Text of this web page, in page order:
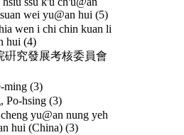
wei yu@an hui (5)
wen i chi chin kuan li
hui (4)
硏究發展考核委員會
ming (3)
Po-hsing (3)
yu@an nung yeh
hui (China) (3)